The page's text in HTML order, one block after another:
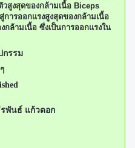
สูงสุดของกล้ามเนื้อ Biceps
ารออกแรงสูงสุดของกล้ามเนื้อ
กล้ามเนื้อ ซึ่งเป็นการออกแรงใน
กรรม
พันธ์ แก้วดอก